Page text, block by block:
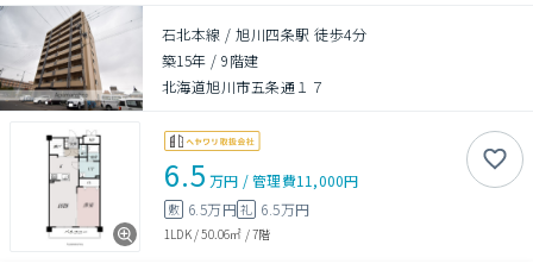
石北本線 / 旭川四条駅 徒歩4分
築15年 /9階建
北海道旭川市五条通１７
6.5 万円 /管理費11,000円
敷 6.5万円礼 6.5万円
1LDK/50.06㎡ /7階